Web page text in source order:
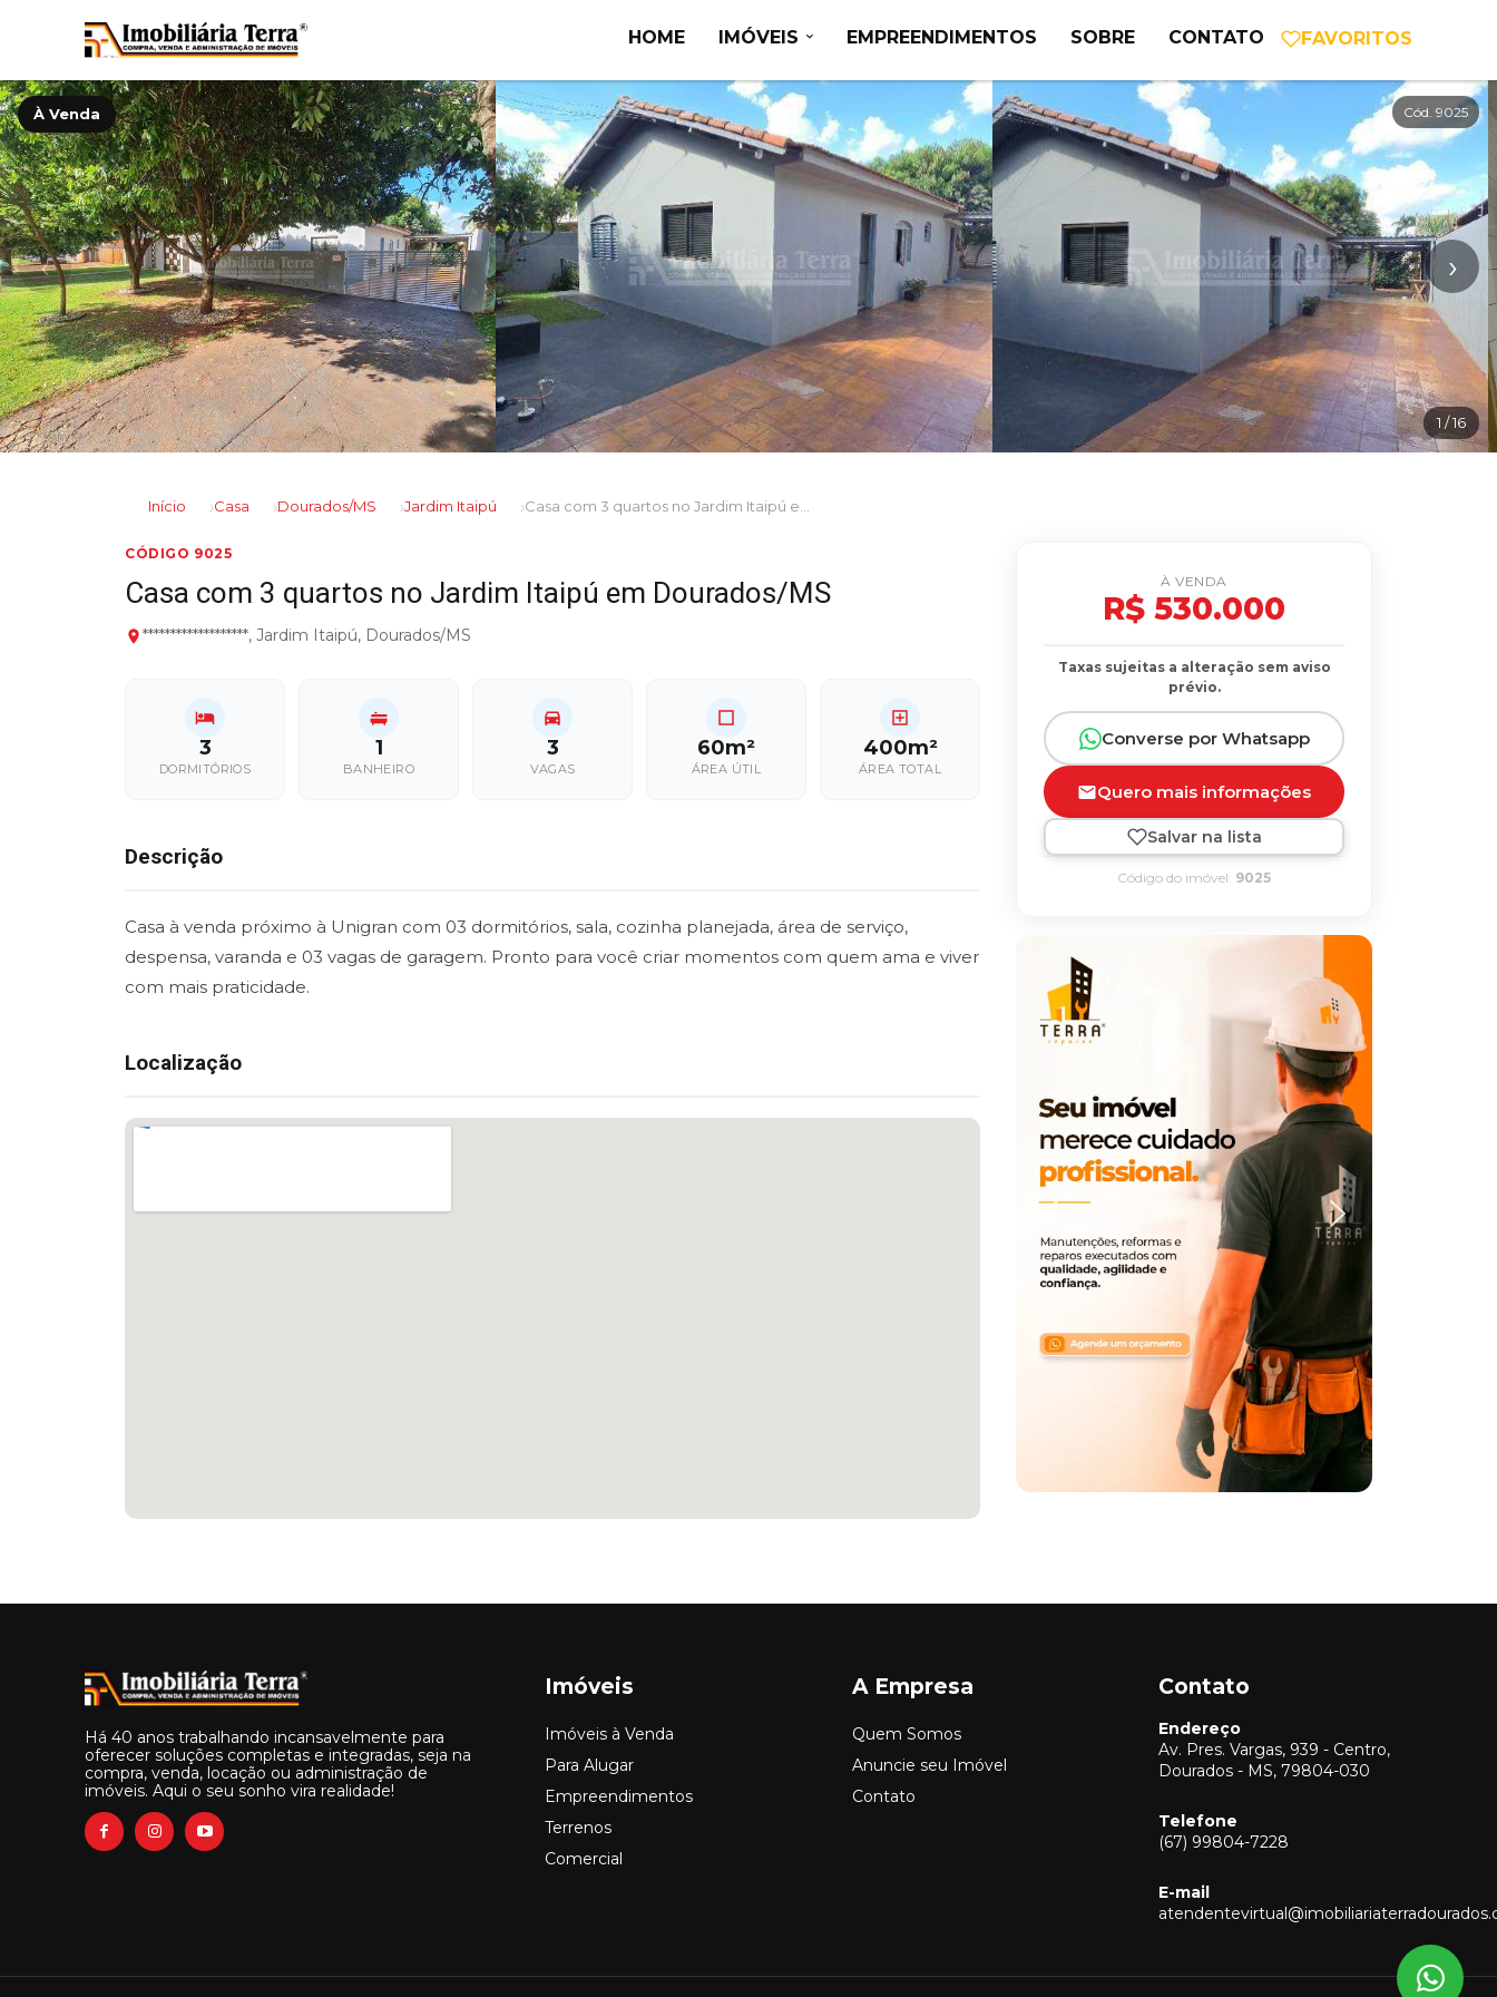
HOME IMÓVEIS EMPREENDIMENTOS SOBRE CONTATO FAVORITOS
À Venda Cód. 9025
‹ ›
1 / 16
Início Casa Dourados/MS Jardim Itaipú
CÓDIGO 9025
Casa com 3 quartos no Jardim Itaipú em Dourados/MS
*******************, Jardim Itaipú, Dourados/MS
3
DORMITÓRIOS
1
BANHEIRO
3
VAGAS
60m²
ÁREA ÚTIL
400m²
ÁREA TOTAL
Descrição
Casa à venda próximo à Unigran com 03 dormitórios, sala, cozinha planejada, área de serviço,
despensa, varanda e 03 vagas de garagem. Pronto para você criar momentos com quem ama e viver
com mais praticidade.
Localização
À VENDA
R$ 530.000
Taxas sujeitas a alteração sem aviso
prévio.
Converse por Whatsapp
Quero mais informações
Salvar na lista
Código do imóvel: 9025
Há 40 anos trabalhando incansavelmente para
oferecer soluções completas e integradas, seja na
compra, venda, locação ou administração de
imóveis. Aqui o seu sonho vira realidade!
Imóveis
Imóveis à Venda
Para Alugar
Empreendimentos
Terrenos
Comercial
A Empresa
Quem Somos
Anuncie seu Imóvel
Contato
Contato
Endereço
Av. Pres. Vargas, 939 - Centro,
Dourados - MS, 79804-030
Telefone
(67) 99804-7228
E-mail
Captação